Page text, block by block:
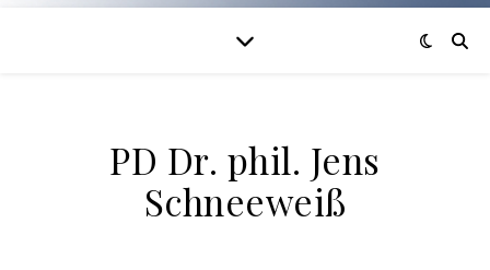
PD Dr. phil. Jens
Schneeweiß